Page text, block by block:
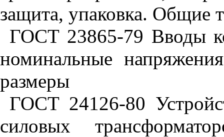
защита, упаковка. Общие
ГОСТ 23865-79 Вводы
номинальные
размеры
ГОСТ 24126-80
силовых